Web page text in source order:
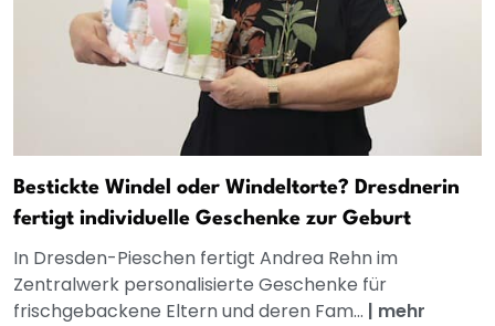
Bestickte Windel oder Windeltorte? Dresdnerin
fertigt individuelle Geschenke zur Geburt
In Dresden-Pieschen fertigt Andrea Rehn im
Zentralwerk personalisierte Geschenke für
frischgebackene Eltern und deren Fam... | mehr